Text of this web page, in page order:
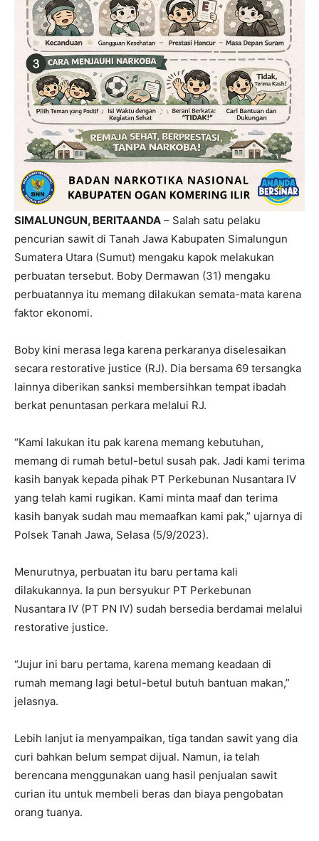
SIMALUNGUN, BERITAANDA – Salah satu pelaku
pencurian sawit di Tanah Jawa Kabupaten Simalungun
Sumatera Utara (Sumut) mengaku kapok melakukan
perbuatan tersebut. Boby Dermawan (31) mengaku
perbuatannya itu memang dilakukan semata-mata karena
faktor ekonomi.
Boby kini merasa lega karena perkaranya diselesaikan
secara restorative justice (RJ). Dia bersama 69 tersangka
lainnya diberikan sanksi membersihkan tempat ibadah
berkat penuntasan perkara melalui RJ.
“Kami lakukan itu pak karena memang kebutuhan,
memang di rumah betul-betul susah pak. Jadi kami terima
kasih banyak kepada pihak PT Perkebunan Nusantara IV
yang telah kami rugikan. Kami minta maaf dan terima
kasih banyak sudah mau memaafkan kami pak,” ujarnya di
Polsek Tanah Jawa, Selasa (5/9/2023).
Menurutnya, perbuatan itu baru pertama kali
dilakukannya. Ia pun bersyukur PT Perkebunan
Nusantara IV (PT PN IV) sudah bersedia berdamai melalui
restorative justice.
“Jujur ini baru pertama, karena memang keadaan di
rumah memang lagi betul-betul butuh bantuan makan,”
jelasnya.
Lebih lanjut ia menyampaikan, tiga tandan sawit yang dia
curi bahkan belum sempat dijual. Namun, ia telah
berencana menggunakan uang hasil penjualan sawit
curian itu untuk membeli beras dan biaya pengobatan
orang tuanya.